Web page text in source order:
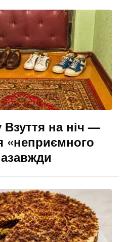
на ніч —
«неприємного